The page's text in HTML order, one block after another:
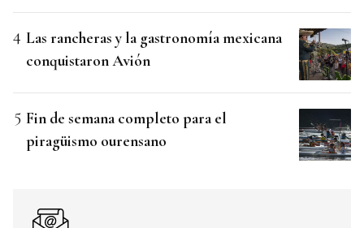
Las rancheras y la gastronomía mexicana
conquistaron Avión
Fin de semana completo para el
piragüismo ourensano